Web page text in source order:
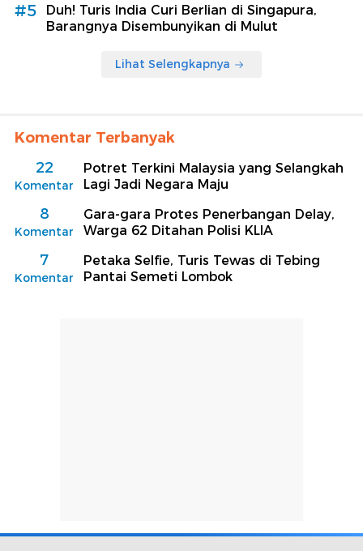
#5
Duh! Turis India Curi Berlian di Singapura,
Barangnya Disembunyikan di Mulut
Lihat Selengkapnya
Komentar Terbanyak
22
Komentar
Potret Terkini Malaysia yang Selangkah
Lagi Jadi Negara Maju
8
Komentar
Gara-gara Protes Penerbangan Delay,
Warga 62 Ditahan Polisi KLIA
7
Komentar
Petaka Selfie, Turis Tewas di Tebing
Pantai Semeti Lombok